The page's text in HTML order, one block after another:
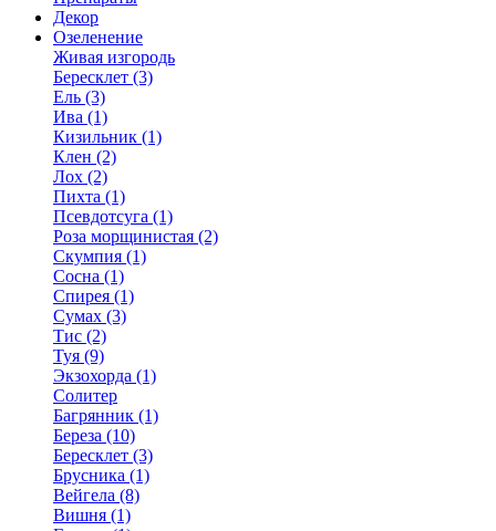
Декор
Озеленение
Живая изгородь
Бересклет (3)
Ель (3)
Ива (1)
Кизильник (1)
Клен (2)
Лох (2)
Пихта (1)
Псевдотсуга (1)
Роза морщинистая (2)
Скумпия (1)
Сосна (1)
Спирея (1)
Сумах (3)
Тис (2)
Туя (9)
Экзохорда (1)
Солитер
Багрянник (1)
Береза (10)
Бересклет (3)
Брусника (1)
Вейгела (8)
Вишня (1)